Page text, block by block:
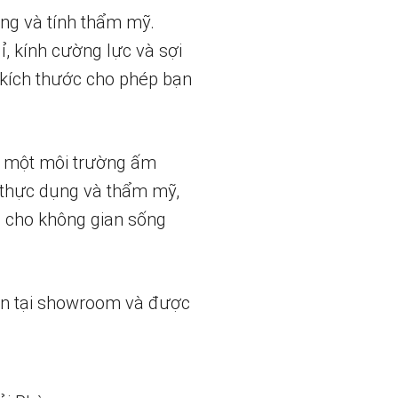
và tính thẩm mỹ.
kính cường lực và sợi
thước cho phép bạn
một môi trường ấm
dụng và thẩm mỹ,
không gian sống
tại showroom và được